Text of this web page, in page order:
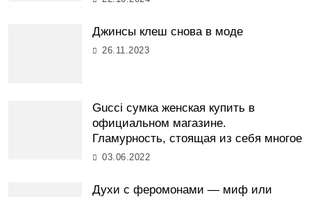
Джинсы клеш снова в моде
26.11.2023
Gucci сумка женская купить в
официальном магазине.
Гламурность, стоящая из себя многое
03.06.2022
Духи с феромонами — миф или